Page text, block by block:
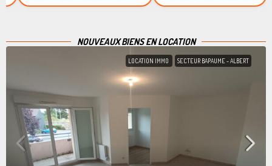
NOUVEAUX BIENS EN LOCATION
LOCATION IMMO SECTEUR BAPAUME - ALBERT